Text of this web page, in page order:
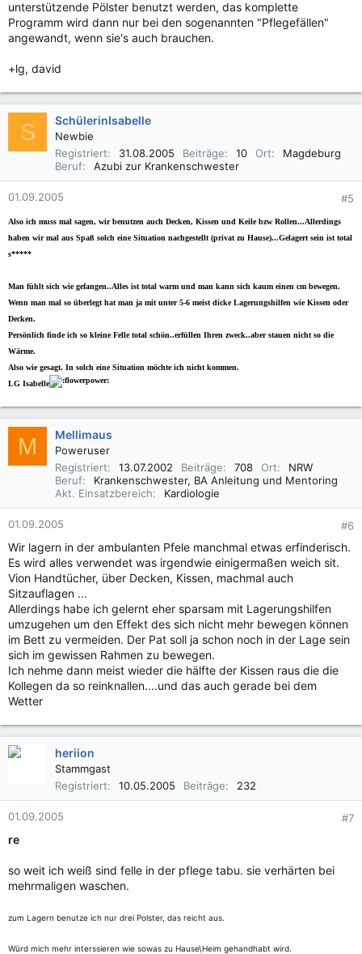
unterstützende Pölster benutzt werden, das komplette
Programm wird dann nur bei den sogenannten "Pflegefällen"
angewandt, wenn sie's auch brauchen.
+lg, david
S SchülerinIsabelle
Newbie
Registriert
31.08.2005 Beiträge 10 Ort
Magdeburg
Beruf
Azubi zur Krankenschwester
01.09.2005 #5
Also ich muss mal sagen, wir benutzen auch Decken, Kissen und Keile bzw Rollen...Allerdings
haben wir mal aus Spaß solch eine Situation nachgestellt (privat zu Hause)...Gelagert sein ist total
s*****
Man fühlt sich wie gefangen..Alles ist total warm und man kann sich kaum einen cm bewegen.
Wenn man mal so überlegt hat man ja mit unter 5-6 meist dicke Lagerungshilfen wie Kissen oder
Decken.
Persönlich finde ich so kleine Felle total schön..erfüllen Ihren zweck..aber stauen nicht so die
Wärme.
Also wie gesagt. In solch eine Situation möchte ich nicht kommen.
LG Isabelle
M Mellimaus
Poweruser
Registriert
13.07.2002 Beiträge 708 Ort
NRW
Beruf
Krankenschwester, BA Anleitung und Mentoring
Akt. Einsatzbereich
Kardiologie
01.09.2005 #6
Wir lagern in der ambulanten Pfele manchmal etwas erfinderisch.
Es wird alles verwendet was irgendwie einigermaßen weich sit.
Vion Handtücher, über Decken, Kissen, machmal auch
Sitzauflagen ...
Allerdings habe ich gelernt eher sparsam mit Lagerungshilfen
umzugehen um den Effekt des sich nicht mehr bewegen können
im Bett zu vermeiden. Der Pat soll ja schon noch in der Lage sein
sich im gewissen Rahmen zu bewegen.
Ich nehme dann meist wieder die hälfte der Kissen raus die die
Kollegen da so reinknallen....und das auch gerade bei dem
Wetter
heriion
Stammgast
Registriert
10.05.2005 Beiträge 232
01.09.2005 #7
re
so weit ich weiß sind felle in der pflege tabu. sie verhärten bei
mehrmaligen waschen.
zum Lagern benutze ich nur drei Polster, das reicht aus.
Würd mich mehr interssieren wie sowas zu Hause\Heim gehandhabt wird.